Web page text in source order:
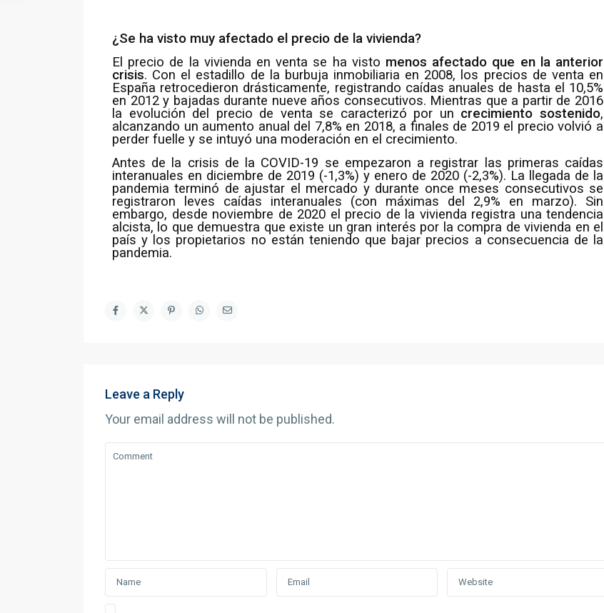
¿Se ha visto muy afectado el precio de la vivienda?
El precio de la vivienda en venta se ha visto menos afectado que en la anterior
crisis. Con el estadillo de la burbuja inmobiliaria en 2008, los precios de venta en
España retrocedieron drásticamente, registrando caídas anuales de hasta el 10,5%
en 2012 y bajadas durante nueve años consecutivos. Mientras que a partir de 2016
la evolución del precio de venta se caracterizó por un crecimiento sostenido,
alcanzando un aumento anual del 7,8% en 2018, a finales de 2019 el precio volvió a
perder fuelle y se intuyó una moderación en el crecimiento.
Antes de la crisis de la COVID-19 se empezaron a registrar las primeras caídas
interanuales en diciembre de 2019 (-1,3%) y enero de 2020 (-2,3%). La llegada de la
pandemia terminó de ajustar el mercado y durante once meses consecutivos se
registraron leves caídas interanuales (con máximas del 2,9% en marzo). Sin
embargo, desde noviembre de 2020 el precio de la vivienda registra una tendencia
alcista, lo que demuestra que existe un gran interés por la compra de vivienda en el
país y los propietarios no están teniendo que bajar precios a consecuencia de la
pandemia.
Leave a Reply
Your email address will not be published.